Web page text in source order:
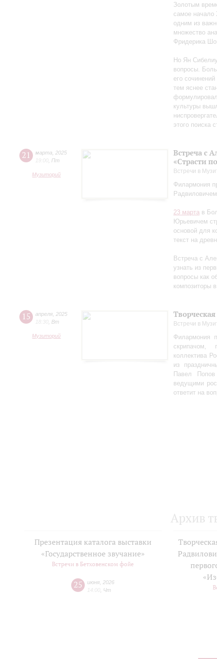
Золотым
самое начало
одним из
множество
Фридерика
Но Ян
вопросы.
его
тем яснее
культуры
этого поиска
21 марта
2025
19:00 Пт
Музиторий
Встреча с
«Страсти
Встречи в
Филармония
23 марта в
Юрьевичем
основой для
текст на
Встреча с
узнать из
вопросы как
композиторы
15 апреля 2025
18:30 Вт
Музиторий
Встречи в
Филармония
скрипачом,
коллектива
из
Павел
ведущими
ответит на
Архив
Презентация каталога выставки
«Государственное звучание»
Встречи в Бетховенском фойе
25 июня 2026
14:00 Чт